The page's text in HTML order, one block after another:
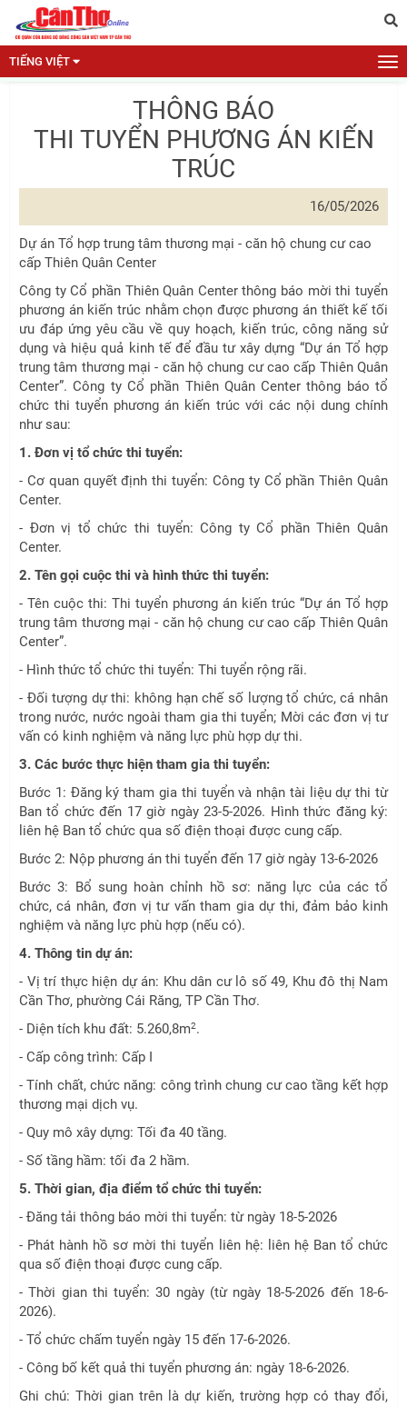
TIẾNG VIỆT
THÔNG BÁO
THI TUYỂN PHƯƠNG ÁN KIẾN
TRÚC
16/05/2026
Dự án Tổ hợp trung tâm thương mại - căn hộ chung cư cao
cấp Thiên Quân Center
Công ty Cổ phần Thiên Quân Center thông báo mời thi tuyển
phương án kiến trúc nhằm chọn được phương án thiết kế tối
ưu đáp ứng yêu cầu về quy hoạch, kiến trúc, công năng sử
dụng và hiệu quả kinh tế để đầu tư xây dựng “Dự án Tổ hợp
trung tâm thương mại - căn hộ chung cư cao cấp Thiên Quân
Center”. Công ty Cổ phần Thiên Quân Center thông báo tổ
chức thi tuyển phương án kiến trúc với các nội dung chính
như sau:
1. Đơn vị tổ chức thi tuyển:
- Cơ quan quyết định thi tuyển: Công ty Cổ phần Thiên Quân
Center.
- Đơn vị tổ chức thi tuyển: Công ty Cổ phần Thiên Quân
Center.
2. Tên gọi cuộc thi và hình thức thi tuyển:
- Tên cuộc thi: Thi tuyển phương án kiến trúc “Dự án Tổ hợp
trung tâm thương mại - căn hộ chung cư cao cấp Thiên Quân
Center”.
- Hình thức tổ chức thi tuyển: Thi tuyển rộng rãi.
- Đối tượng dự thi: không hạn chế số lượng tổ chức, cá nhân
trong nước, nước ngoài tham gia thi tuyển; Mời các đơn vị tư
vấn có kinh nghiệm và năng lực phù hợp dự thi.
3. Các bước thực hiện tham gia thi tuyển:
Bước 1: Đăng ký tham gia thi tuyển và nhận tài liệu dự thi từ
Ban tổ chức đến 17 giờ ngày 23-5-2026. Hình thức đăng ký:
liên hệ Ban tổ chức qua số điện thoại được cung cấp.
Bước 2: Nộp phương án thi tuyển đến 17 giờ ngày 13-6-2026
Bước 3: Bổ sung hoàn chỉnh hồ sơ: năng lực của các tổ
chức, cá nhân, đơn vị tư vấn tham gia dự thi, đảm bảo kinh
nghiệm và năng lực phù hợp (nếu có).
4. Thông tin dự án:
- Vị trí thực hiện dự án: Khu dân cư lô số 49, Khu đô thị Nam
Cần Thơ, phường Cái Răng, TP Cần Thơ.
- Diện tích khu đất: 5.260,8m2.
- Cấp công trình: Cấp I
- Tính chất, chức năng: công trình chung cư cao tầng kết hợp
thương mại dịch vụ.
- Quy mô xây dựng: Tối đa 40 tầng.
- Số tầng hầm: tối đa 2 hầm.
5. Thời gian, địa điểm tổ chức thi tuyển:
- Đăng tải thông báo mời thi tuyển: từ ngày 18-5-2026
- Phát hành hồ sơ mời thi tuyển liên hệ: liên hệ Ban tổ chức
qua số điện thoại được cung cấp.
- Thời gian thi tuyển: 30 ngày (từ ngày 18-5-2026 đến 18-6-
2026).
- Tổ chức chấm tuyển ngày 15 đến 17-6-2026.
- Công bố kết quả thi tuyển phương án: ngày 18-6-2026.
Ghi chú: Thời gian trên là dự kiến, trường hợp có thay đổi,